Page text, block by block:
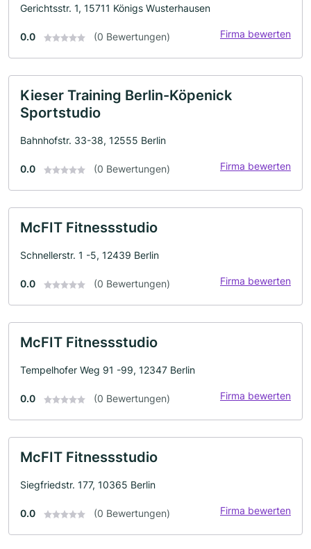
Gerichtsstr. 1, 15711 Königs Wusterhausen
0.0 (0 Bewertungen) Firma bewerten
Kieser Training Berlin-Köpenick
Sportstudio
Bahnhofstr. 33-38, 12555 Berlin
0.0 (0 Bewertungen) Firma bewerten
McFIT Fitnessstudio
Schnellerstr. 1 -5, 12439 Berlin
0.0 (0 Bewertungen) Firma bewerten
McFIT Fitnessstudio
Tempelhofer Weg 91 -99, 12347 Berlin
0.0 (0 Bewertungen) Firma bewerten
McFIT Fitnessstudio
Siegfriedstr. 177, 10365 Berlin
0.0 (0 Bewertungen) Firma bewerten